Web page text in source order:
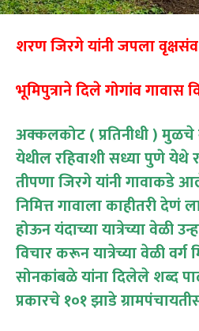
शरण जिरगे यांनी जपला
भूमिपुत्राने दिले गोगांव गावास
अक्कलकोट ( प्रतिनीधी )
येथील रहिवाशी सध्या पुणे
तीपणा जिरगे यांनी
निमित्त गावाला काहीतरी देणं
होऊन यंदाच्या यात्रेच्या वेळी
विचार करून यात्रेच्या वेळी
सोनकांबळे यांना दिलेले शब्द
प्रकारचे १०१ झाडे